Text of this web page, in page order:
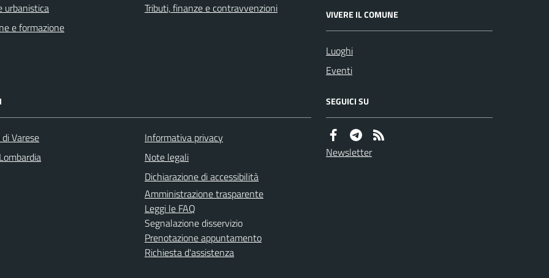
urbanistica
e formazione
Tributi, finanze e contravvenzioni
VIVERE IL COMUNE
Luoghi
Eventi
Varese
Informativa privacy
Note legali
Dichiarazione di accessibilità
Amministrazione trasparente
Leggi le FAQ
Segnalazione disservizio
Prenotazione appuntamento
Richiesta d'assistenza
SEGUICI SU
Newsletter